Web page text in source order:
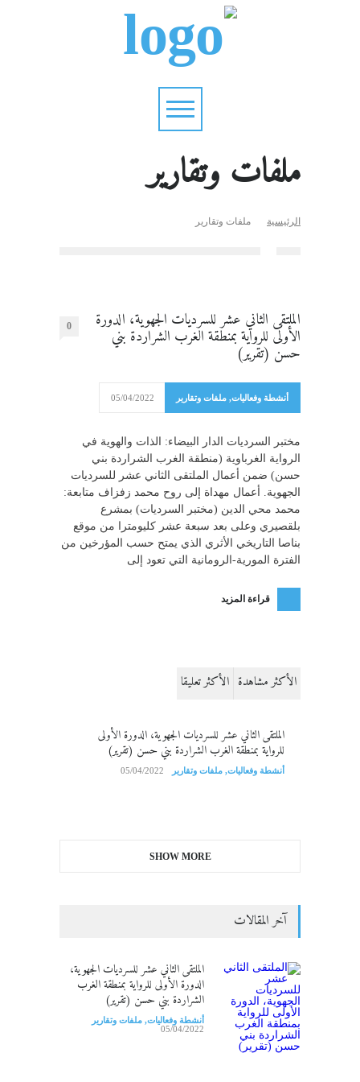
ملفات وتقارير
الرئيسية ملفات وتقارير
الملتقى الثاني عشر للسرديات الجهوية، الدورة
الأولى للرواية بمنطقة الغرب الشراردة بني
حسن (تقرير)
0
أنشطة وفعاليات, ملفات وتقارير 05/04/2022
مختبر السرديات الدار البيضاء: الذات والهوية في
الرواية الغرباوية (منطقة الغرب الشراردة بني
حسن) ضمن أعمال الملتقى الثاني عشر للسرديات
الجهوية. أعمال مهداة إلى روح محمد زفزاف متابعة:
محمد محي الدين (مختبر السرديات) بمشرع
بلقصيري وعلى بعد سبعة عشر كليومترا من موقع
بناصا التاريخي الأثري الذي يمتح حسب المؤرخين من
الفترة المورية-الرومانية التي تعود إلى
قراءة المزيد
الأكثر مشاهدة الأكثر تعليقا
الملتقى الثاني عشر للسرديات الجهوية، الدورة الأولى
للرواية بمنطقة الغرب الشراردة بني حسن (تقرير)
أنشطة وفعاليات, ملفات وتقارير 05/04/2022
SHOW MORE
آخر المقالات
الملتقى الثاني عشر للسرديات الجهوية،
الدورة الأولى للرواية بمنطقة الغرب
الشراردة بني حسن (تقرير)
أنشطة وفعاليات, ملفات وتقارير
05/04/2022